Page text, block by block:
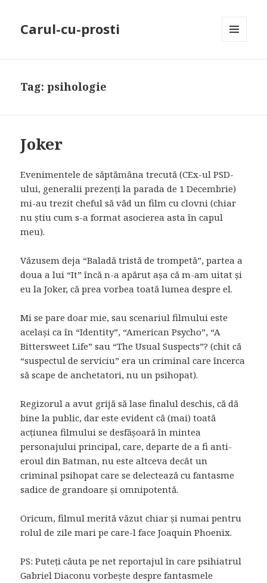
Carul-cu-prosti
Tag: psihologie
Joker
Evenimentele de săptămâna trecută (CEx-ul PSD-
ului, generalii prezenți la parada de 1 Decembrie)
mi-au trezit cheful să văd un film cu clovni (chiar
nu știu cum s-a format asocierea asta în capul
meu).
Văzusem deja “Baladă tristă de trompetă”, partea a
doua a lui “It” încă n-a apărut așa că m-am uitat și
eu la Joker, că prea vorbea toată lumea despre el.
Mi se pare doar mie, sau scenariul filmului este
același ca în “Identity”, “American Psycho”, “A
Bittersweet Life” sau “The Usual Suspects”? (chit că
“suspectul de serviciu” era un criminal care încerca
să scape de anchetatori, nu un psihopat).
Regizorul a avut grijă să lase finalul deschis, că dă
bine la public, dar este evident că (mai) toată
acțiunea filmului se desfășoară în mintea
personajului principal, care, departe de a fi anti-
eroul din Batman, nu este altceva decât un
criminal psihopat care se delectează cu fantasme
sadice de grandoare și omnipotentă.
Oricum, filmul merită văzut chiar și numai pentru
rolul de zile mari pe care-l face Joaquin Phoenix.
PS: Puteți căuta pe net reportajul în care psihiatrul
Gabriel Diaconu vorbește despre fantasmele